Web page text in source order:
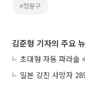
#정몽구
김준형 기자의 주요